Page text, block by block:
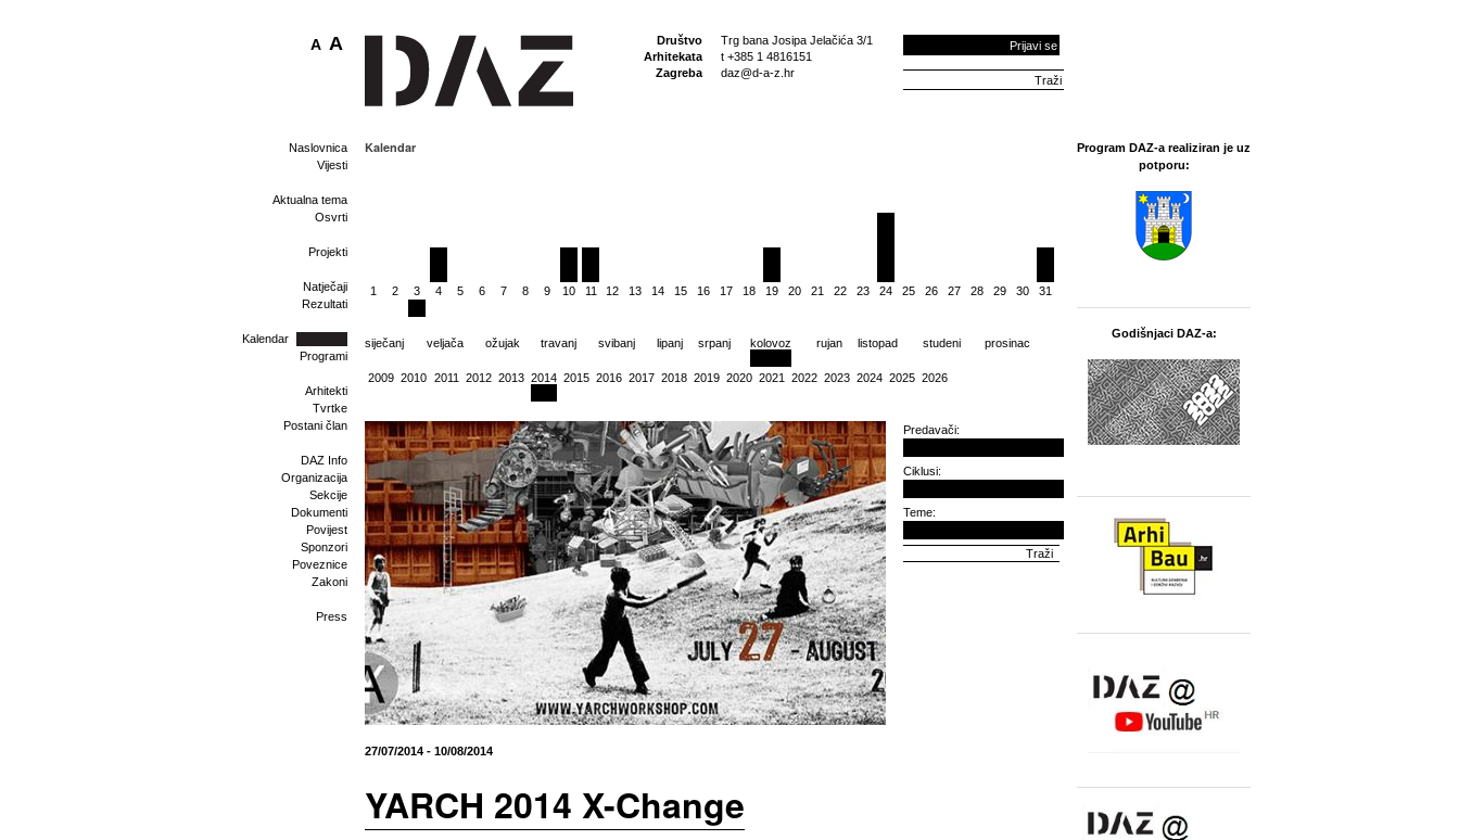
Društvo
Arhitekata
Zagreba
Trg bana Josipa Jelačića 3/1
t +385 1 4816151
daz@d-a-z.hr
Prijavi se
A A
Naslovnica
Vijesti
Aktualna tema
Osvrti
Projekti
Natječaji
Rezultati
Kalendar
Programi
Arhitekti
Tvrtke
Postani član
DAZ Info
Organizacija
Sekcije
Dokumenti
Povijest
Sponzori
Poveznice
Zakoni
Press
Kalendar
1 2 3 4 5 6 7 8 9 10 11 12 13 14 15 16 17 18 19 20 21 22 23 24 25 26 27 28 29 30 31
siječanj veljača ožujak travanj svibanj lipanj srpanj kolovoz rujan listopad studeni prosinac
2009 2010 2011 2012 2013 2014 2015 2016 2017 2018 2019 2020 2021 2022 2023 2024 2025 2026
27/07/2014 - 10/08/2014
YARCH 2014 X-Change
Predavači:
Ciklusi:
Teme:
Program DAZ-a realiziran je uz
potporu:
Godišnjaci DAZ-a: